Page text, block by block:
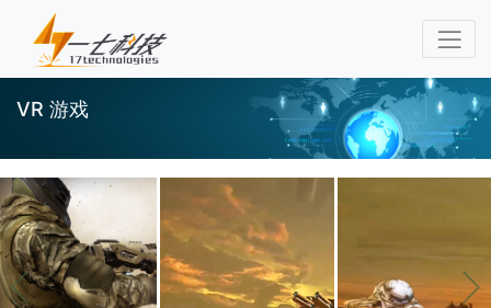
VR 游戏